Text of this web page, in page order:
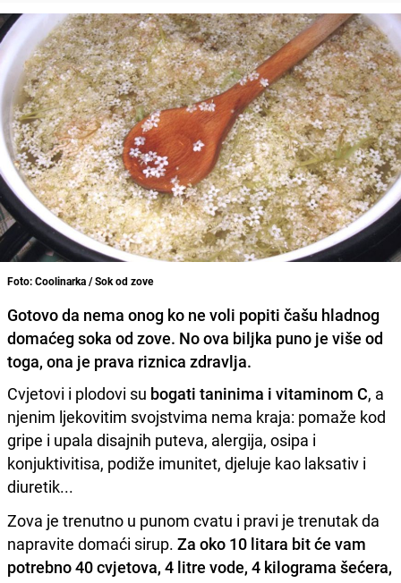
Foto: Coolinarka / Sok od zove
Gotovo da nema onog ko ne voli popiti čašu hladnog
domaćeg soka od zove. No ova biljka puno je više od
toga, ona je prava riznica zdravlja.
Cvjetovi i plodovi su bogati taninima i vitaminom C, a
njenim ljekovitim svojstvima nema kraja: pomaže kod
gripe i upala disajnih puteva, alergija, osipa i
konjuktivitisa, podiže imunitet, djeluje kao laksativ i
diuretik...
Zova je trenutno u punom cvatu i pravi je trenutak da
napravite domaći sirup. Za oko 10 litara bit će vam
potrebno 40 cvjetova, 4 litre vode, 4 kilograma šećera,